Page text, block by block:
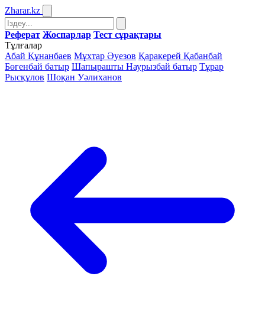
Zharar.kz
Реферат Жоспарлар Тест сұрақтары
Тұлғалар
Абай Құнанбаев Мұхтар Әуезов Қаракерей Қабанбай
Бөгенбай батыр Шапырашты Наурызбай батыр Тұрар
Рысқұлов Шоқан Уәлиханов